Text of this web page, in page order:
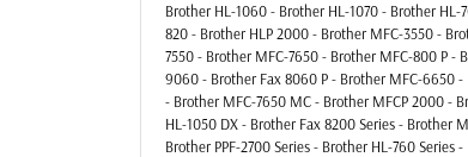
Brother HL-1060 - Brother HL-1070 - Brother
820 - Brother HLP 2000 - Brother MFC-3550 -
7550 - Brother MFC-7650 - Brother MFC-800 P
9060 - Brother Fax 8060 P - Brother MFC-6650
- Brother MFC-7650 MC - Brother MFCP 2000 -
HL-1050 DX - Brother Fax 8200 Series - Brother
Brother PPF-2700 Series - Brother HL-760